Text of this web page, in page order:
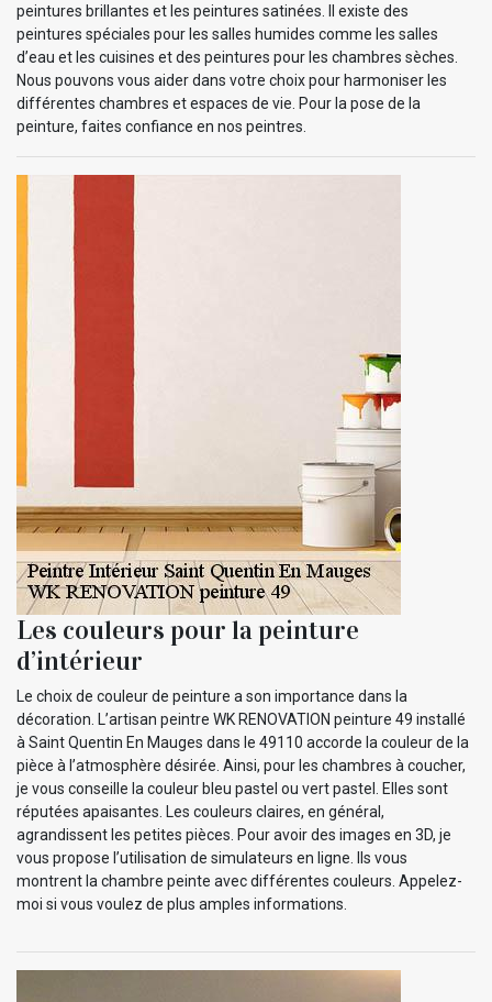
peintures brillantes et les peintures satinées. Il existe des
peintures spéciales pour les salles humides comme les salles
d’eau et les cuisines et des peintures pour les chambres sèches.
Nous pouvons vous aider dans votre choix pour harmoniser les
différentes chambres et espaces de vie. Pour la pose de la
peinture, faites confiance en nos peintres.
Les couleurs pour la peinture
d’intérieur
Le choix de couleur de peinture a son importance dans la
décoration. L’artisan peintre WK RENOVATION peinture 49 installé
à Saint Quentin En Mauges dans le 49110 accorde la couleur de la
pièce à l’atmosphère désirée. Ainsi, pour les chambres à coucher,
je vous conseille la couleur bleu pastel ou vert pastel. Elles sont
réputées apaisantes. Les couleurs claires, en général,
agrandissent les petites pièces. Pour avoir des images en 3D, je
vous propose l’utilisation de simulateurs en ligne. Ils vous
montrent la chambre peinte avec différentes couleurs. Appelez-
moi si vous voulez de plus amples informations.